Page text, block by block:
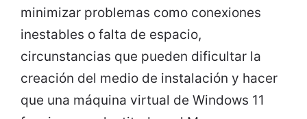
minimizar problemas como conexiones
inestables o falta de espacio,
circunstancias que pueden dificultar la
creación del medio de instalación y hacer
que una máquina virtual de Windows 11